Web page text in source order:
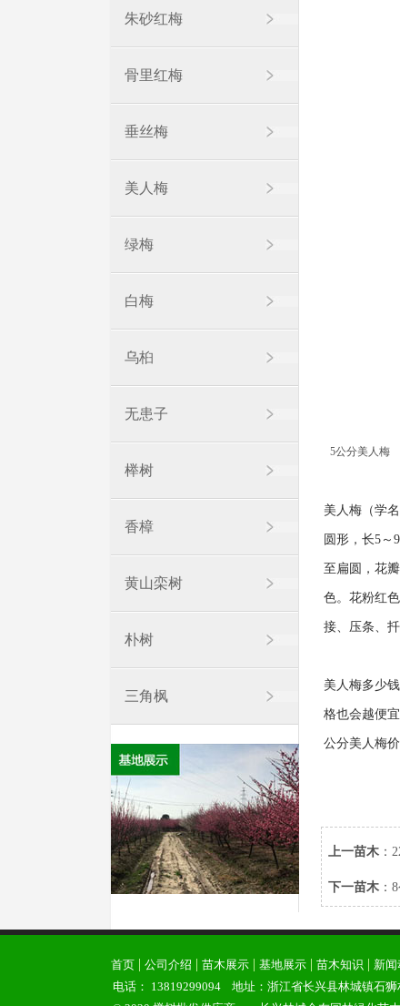
朱砂红梅
骨里红梅
垂丝梅
美人梅
绿梅
白梅
乌桕
无患子
榉树
香樟
黄山栾树
朴树
三角枫
5公分美人梅
美人梅（学
圆形，长5
至扁圆，花
色。花粉红
接、压条、
美人梅多少
格也会越便
公分美人梅
上一苗木 ：
下一苗木 ：
首页 | 公司介绍 | 苗木展示 | 基地展示 | 苗木知识 | 新
电话： 13819299094 地址：浙江省长兴县林城镇石